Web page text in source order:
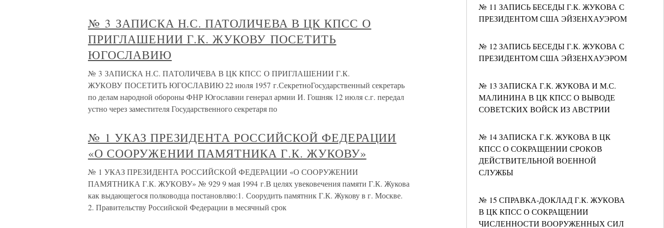
№ 11 ЗАПИСЬ БЕСЕДЫ Г.К. ЖУКОВА С
ПРЕЗИДЕНТОМ США ЭЙЗЕНХАУЭРОМ
№ 12 ЗАПИСЬ БЕСЕДЫ Г.К. ЖУКОВА С
ПРЕЗИДЕНТОМ США ЭЙЗЕНХАУЭРОМ
№ 13 ЗАПИСКА Г.К. ЖУКОВА И М.С.
МАЛИНИНА В ЦК КПСС О ВЫВОДЕ
СОВЕТСКИХ ВОЙСК ИЗ АВСТРИИ
№ 14 ЗАПИСКА Г.К. ЖУКОВА В ЦК
КПСС О СОКРАЩЕНИИ СРОКОВ
ДЕЙСТВИТЕЛЬНОЙ ВОЕННОЙ
СЛУЖБЫ
№ 15 СПРАВКА-ДОКЛАД Г.К. ЖУКОВА
В ЦК КПСС О СОКРАЩЕНИИ
ЧИСЛЕННОСТИ ВООРУЖЕННЫХ СИЛ
№ 3 ЗАПИСКА Н.С. ПАТОЛИЧЕВА В ЦК КПСС О
ПРИГЛАШЕНИИ Г.К. ЖУКОВУ ПОСЕТИТЬ
ЮГОСЛАВИЮ
№ 3 ЗАПИСКА Н.С. ПАТОЛИЧЕВА В ЦК КПСС О ПРИГЛАШЕНИИ Г.К.
ЖУКОВУ ПОСЕТИТЬ ЮГОСЛАВИЮ 22 июля 1957 г.СекретноГосударственный секретарь
по делам народной обороны ФНР Югославии генерал армии И. Гошняк 12 июля с.г. передал
устно через заместителя Государственного секретаря по
№ 1 УКАЗ ПРЕЗИДЕНТА РОССИЙСКОЙ ФЕДЕРАЦИИ
«О СООРУЖЕНИИ ПАМЯТНИКА Г.К. ЖУКОВУ»
№ 1 УКАЗ ПРЕЗИДЕНТА РОССИЙСКОЙ ФЕДЕРАЦИИ «О СООРУЖЕНИИ
ПАМЯТНИКА Г.К. ЖУКОВУ» № 929 9 мая 1994 г.В целях увековечения памяти Г.К. Жукова
как выдающегося полководца постановляю:1. Соорудить памятник Г.К. Жукову в г. Москве.
2. Правительству Российской Федерации в месячный срок